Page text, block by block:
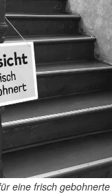
eine frisch